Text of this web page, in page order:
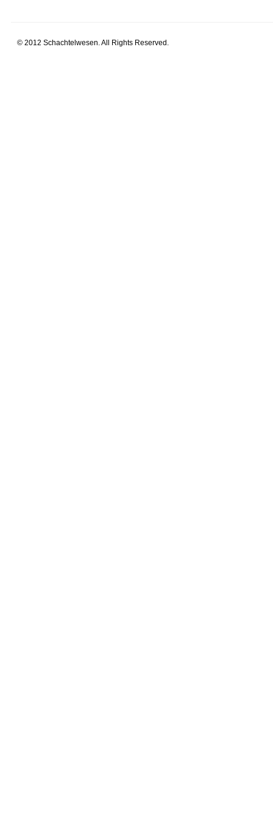
© 2012 Schachtelwesen. All Rights Reserved.